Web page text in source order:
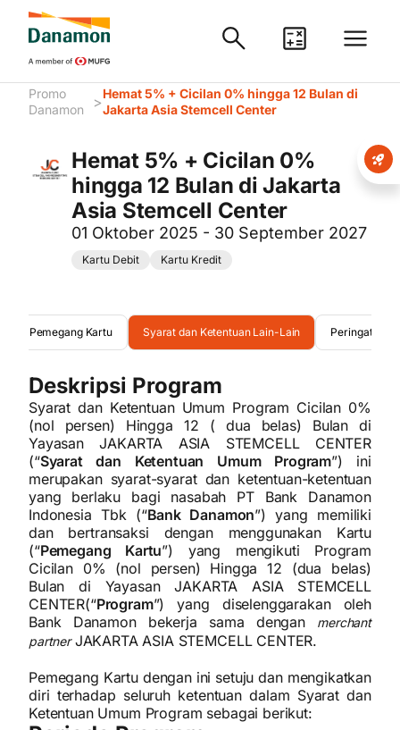
Promo
Danamon
>Hemat 5% + Cicilan 0% hingga 12 Bulan di
Jakarta Asia Stemcell Center
Hemat 5% + Cicilan 0%
hingga 12 Bulan di Jakarta
Asia Stemcell Center
01 Oktober 2025 - 30 September 2027
Kartu Debit Kartu Kredit
Pemegang Kartu Syarat dan Ketentuan Lain-Lain Peringatan
Deskripsi Program
Syarat dan Ketentuan Umum Program Cicilan 0%
(nol persen) Hingga 12 ( dua belas) Bulan di
Yayasan JAKARTA ASIA STEMCELL CENTER
(“Syarat dan Ketentuan Umum Program”) ini
merupakan syarat-syarat dan ketentuan-ketentuan
yang berlaku bagi nasabah PT Bank Danamon
Indonesia Tbk (“Bank Danamon”) yang memiliki
dan bertransaksi dengan menggunakan Kartu
(“Pemegang Kartu”) yang mengikuti Program
Cicilan 0% (nol persen) Hingga 12 (dua belas)
Bulan di Yayasan JAKARTA ASIA STEMCELL
CENTER(“Program”) yang diselenggarakan oleh
Bank Danamon bekerja sama dengan
merchant
partnerJAKARTA ASIA STEMCELL CENTER.
Pemegang Kartu dengan ini setuju dan mengikatkan
diri terhadap seluruh ketentuan dalam Syarat dan
Ketentuan Umum Program sebagai berikut: